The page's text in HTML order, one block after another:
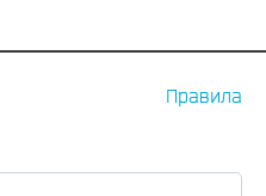
Правила